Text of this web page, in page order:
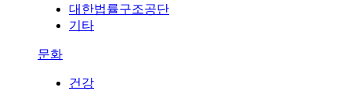
대한법률구조공단
기타
문화
건강